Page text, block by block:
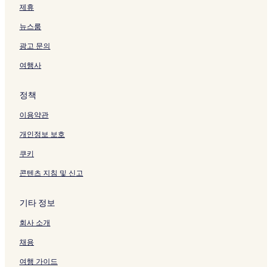
제휴
뉴스룸
광고 문의
여행사
정책
이용약관
개인정보 보호
쿠키
콘텐츠 지침 및 신고
기타 정보
회사 소개
채용
여행 가이드